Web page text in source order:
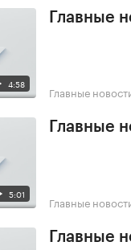
4:58
Главные
Главные
5:01
Главные
Главные
Главные